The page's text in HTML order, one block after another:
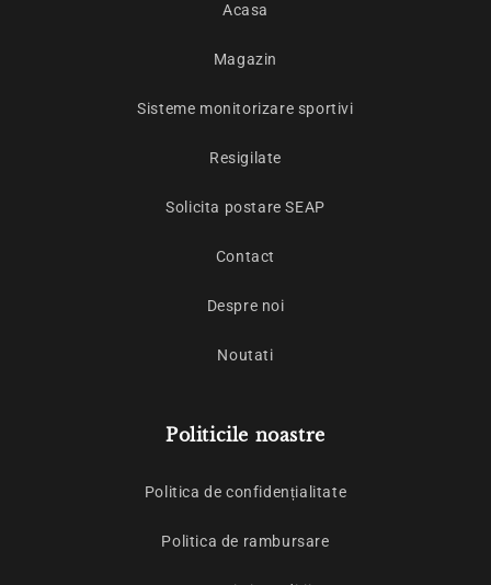
Acasa
Magazin
Sisteme monitorizare sportivi
Resigilate
Solicita postare SEAP
Contact
Despre noi
Noutati
Politicile noastre
Politica de confidențialitate
Politica de rambursare